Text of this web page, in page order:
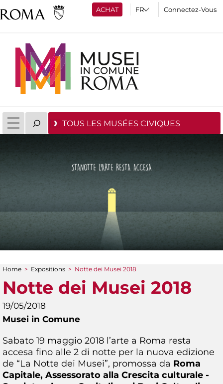
ACHAT Connectez-Vous
TOUS LES MUSÉES CIVIQUES
You are here
Home > Expositions > Notte dei Musei 2018
Notte dei Musei 2018
19/05/2018
Musei in Comune
Sabato 19 maggio 2018 l’arte a Roma resta
accesa fino alle 2 di notte per la nuova edizione
de “La Notte dei Musei”, promossa da Roma
Capitale, Assessorato alla Crescita culturale -